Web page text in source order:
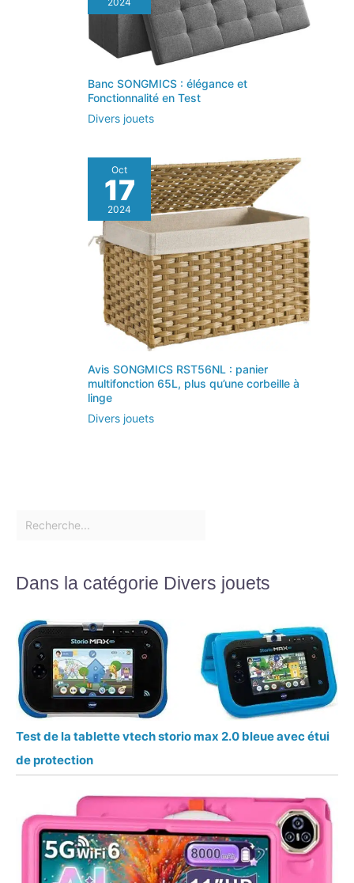
Banc SONGMICS : élégance et
Fonctionnalité en Test
Divers jouets
Oct
17
2024
Avis SONGMICS RST56NL : panier
multifonction 65L, plus qu’une corbeille à
linge
Divers jouets
Dans la catégorie Divers jouets
Test de la tablette vtech storio max 2.0 bleue avec étui
de protection